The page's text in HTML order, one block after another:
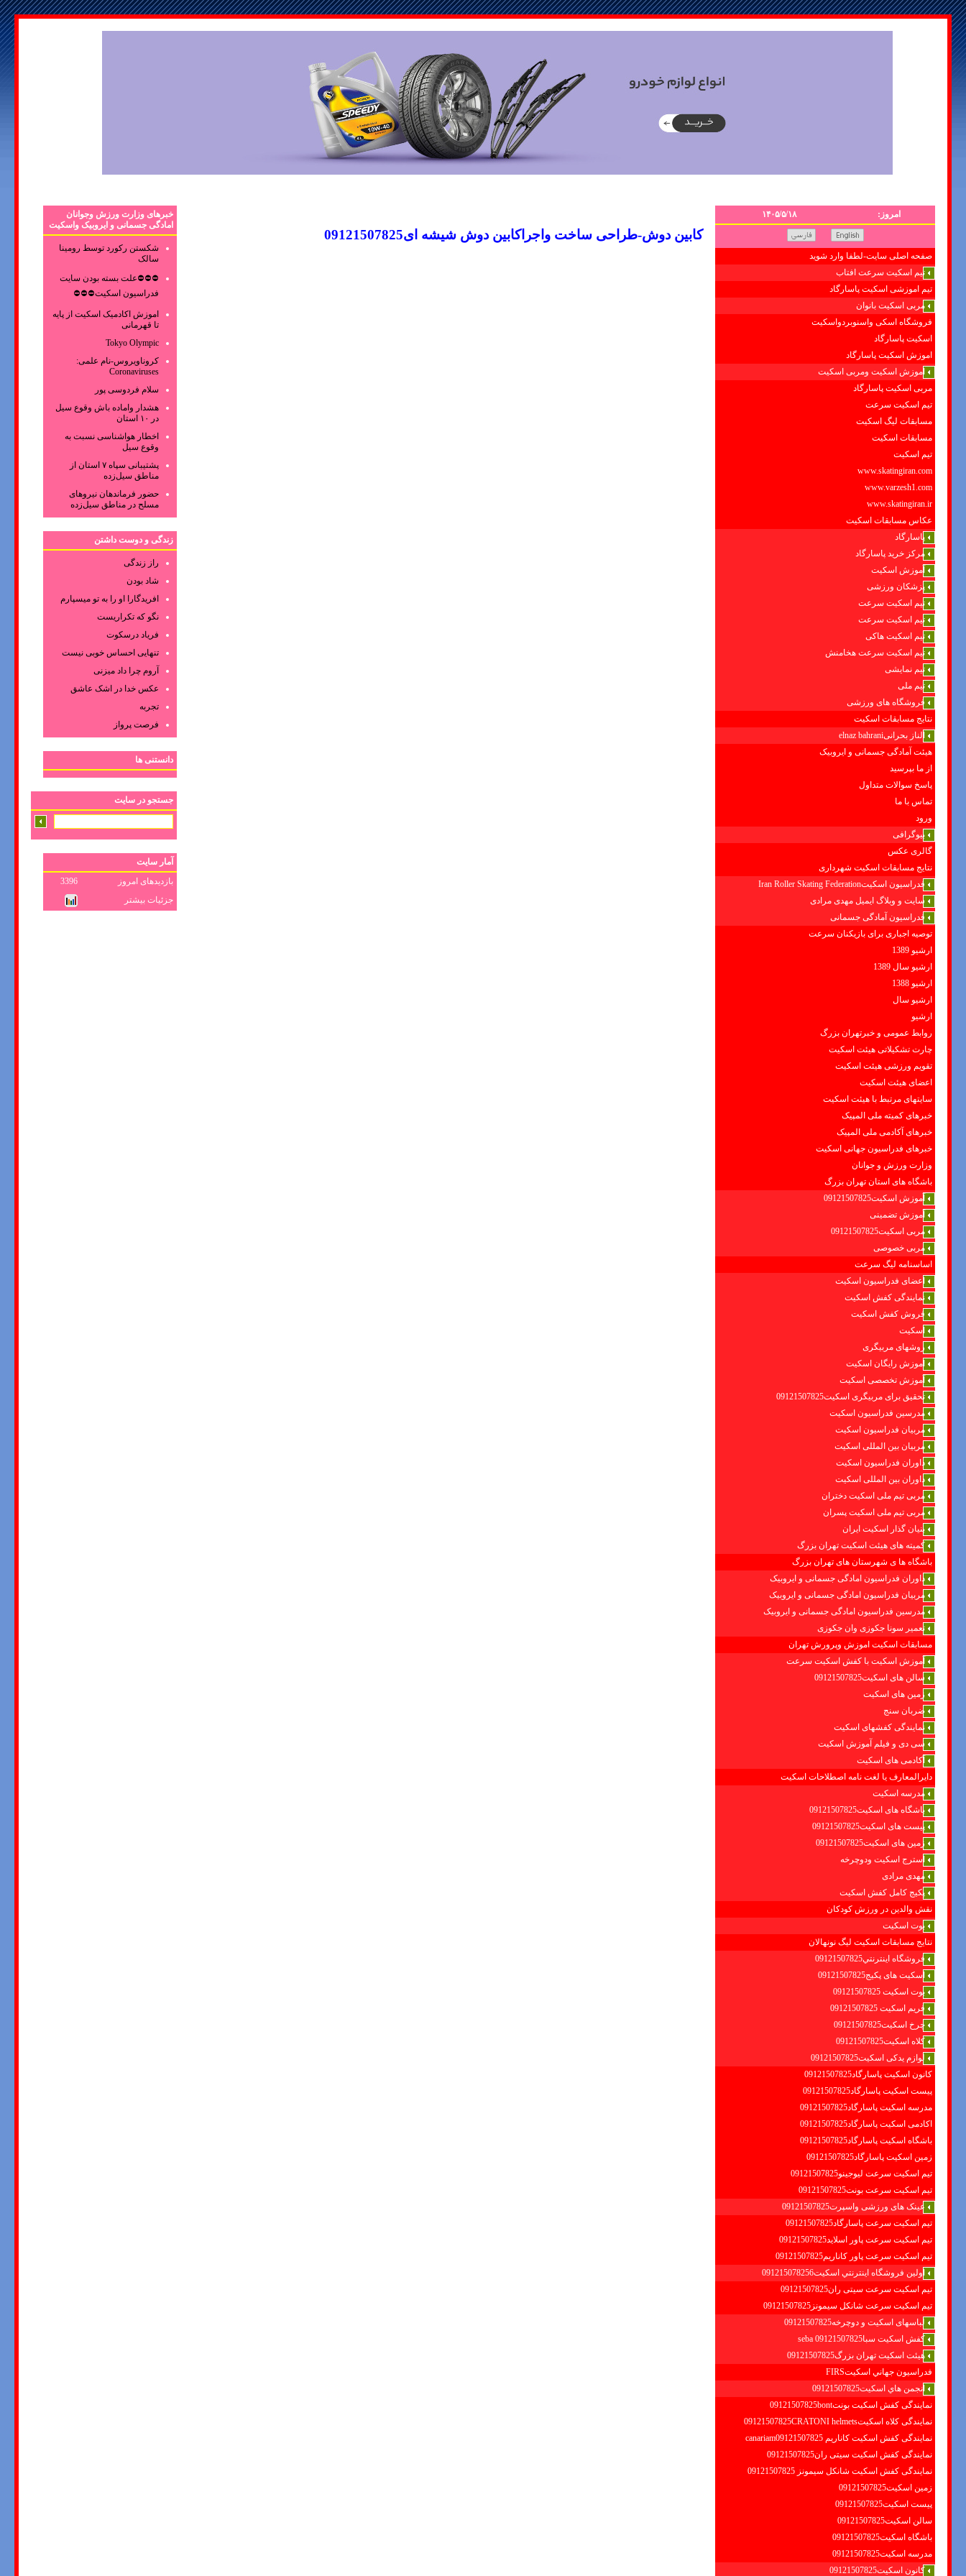
امروز: ۱۴۰۵/۵/۱۸
صفحه اصلی سایت-لطفا وارد شوید
تیم اسکیت سرعت افتاب
تیم اموزشی اسکیت پاسارگاد
مربی اسکیت بانوان
فروشگاه اسکی واسنوبردواسکیت
اسکیت پاسارگاد
اموزش اسکیت پاسارگاد
اموزش اسکیت ومربی اسکیت
مربی اسکیت پاسارگاد
تیم اسکیت سرعت
مسابقات لیگ اسکیت
مسابقات اسکیت
تیم اسکیت
www.skatingiran.com
www.varzesh1.com
www.skatingiran.ir
عکاس مسابقات اسکیت
پاسارگاد
مرکز خرید پاسارگاد
آموزش اسکیت
پزشکان ورزشی
تیم اسکیت سرعت
تیم اسکیت سرعت
تیم اسکیت هاکی
تیم اسکیت سرعت هخامنش
تیم نمایشی
تیم ملی
فروشگاه های ورزشی
نتایج مسابقات اسکیت
الناز بحرانیelnaz bahrani
هیئت آمادگی جسمانی و ایروبیک
از ما بپرسید
پاسخ سوالات متداول
تماس با ما
ورود
بیوگرافی
گالری عکس
نتایج مسابقات اسکیت شهرداری
فدراسیون اسکیتIran Roller Skating Federation
سایت و وبلاگ ایمیل مهدی مرادی
فدراسیون آمادگی جسمانی
توصیه اجباری برای بازیکنان سرعت
ارشیو 1389
ارشیو سال 1389
ارشیو 1388
ارشیو سال
ارشیو
روابط عمومی و خبرتهران بزرگ
چارت تشکیلاتی هیئت اسکیت
تقویم ورزشی هیئت اسکیت
اعضای هیئت اسکیت
سایتهای مرتبط با هیئت اسکیت
خبرهای کمیته ملی المپیک
خبرهای آکادمی ملی المپیک
خبرهای فدراسیون جهانی اسکیت
وزارت ورزش و جوانان
باشگاه های استان تهران بزرگ
آموزش اسکیت09121507825
آموزش تضمینی
مربی اسکیت09121507825
مربی خصوصی
اساسنامه لیگ سرعت
اعضای فدراسیون اسکیت
نمایندگی کفش اسکیت
فروش کفش اسکیت
اسکیت
روشهای مربیگری
اموزش رایگان اسکیت
آموزش تخصصی اسکیت
تحقیق برای مربیگری اسکیت09121507825
مدرسین فدراسیون اسکیت
مربیان فدراسیون اسکیت
مربیان بین المللی اسکیت
داوران فدراسیون اسکیت
داوران بین المللی اسکیت
مربی تیم ملی اسکیت دختران
مربی تیم ملی اسکیت پسران
بنیان گذار اسکیت ایران
کمیته های هیئت اسکیت تهران بزرگ
باشگاه ها ی شهرستان های تهران بزرگ
داوران فدراسیون امادگی جسمانی و ایروبیک
مربیان فدراسیون امادگی جسمانی و ایروبیک
مدرسین فدراسیون امادگی جسمانی و ایروبیک
تعمیر سونا جکوزی وان جکوزی
مسابقات اسکیت اموزش وپرورش تهران
آموزش اسکیت با کفش اسکیت سرعت
سالن های اسکیت09121507825
زمین های اسکیت
ضربان سنج
نمایندگی کفشهای اسکیت
سی دی و فیلم آموزش اسکیت
آکادمی های اسکیت
دایرالمعارف یا لغت نامه اصطلاحات اسکیت
مدرسه اسکیت
باشگاه های اسکیت09121507825
پیست های اسکیت09121507825
زمین های اسکیت09121507825
استرج اسکیت ودوچرخه
مهدی مرادی
پکیج کامل کفش اسکیت
نقش والدین در ورزش کودکان
بوت اسکیت
نتایج مسابقات اسکیت لیگ نونهالان
فروشگاه اينترنتي09121507825
اسکیت های پکیج09121507825
بوت اسکیت 09121507825
فریم اسکیت 09121507825
چرخ اسکیت09121507825
کلاه اسکیت09121507825
لوازم یدکی اسکیت09121507825
کانون اسکیت پاسارگاد09121507825
پیست اسکیت پاسارگاد09121507825
مدرسه اسکیت پاسارگاد09121507825
اکادمی اسکیت پاسارگاد09121507825
باشگاه اسکیت پاسارگاد09121507825
زمین اسکیت پاسارگاد09121507825
تیم اسکیت سرعت لیوجینو09121507825
تیم اسکیت سرعت بونت09121507825
عینک های ورزشی واسپرت09121507825
تیم اسکیت سرعت پاسارگاد09121507825
تیم اسکیت سرعت پاور اسلاید09121507825
تیم اسکیت سرعت پاور کاناریم09121507825
اولين فروشگاه اينترنتي اسكيت091215078256
تیم اسکیت سرعت سیتی ران09121507825
تیم اسکیت سرعت شانکل سیمونز09121507825
لباسهای اسکیت و دوچرخه09121507825
کفش اسکیت سبا09121507825 seba
هیئت اسکیت تهران بزرگ09121507825
فدراسيون جهاني اسكيتFIRS
انجمن هاي اسكيت09121507825
نمایندگی کفش اسکیت بونت09121507825bont
نمایندگی کلاه اسکیت09121507825CRATONI helmets
نمایندگی کفش اسکیت كاناريم canariam09121507825
نمایندگی کفش اسکیت سیتی ران09121507825
نمایندگی کفش اسکیت شانكل سيمونز 09121507825
زمین اسکیت09121507825
پیست اسکیت09121507825
سالن اسکیت09121507825
باشگاه اسکیت09121507825
مدرسه اسکیت09121507825
کانون اسکیت09121507825
کابین دوش-طراحی ساخت واجراکابین دوش شیشه ای09121507825
خبرهای وزارت ورزش وجوانان
امادگی جسمانی و ایروبیک واسکیت
شکستن رکورد توسط رومینا
سالک
⛔⛔⛔علت بسته بودن سایت
فدراسیون اسکیت⛔⛔⛔
اموزش اکادمیک اسکیت از پایه
تا قهرمانی
Tokyo Olympic
کروناویروس‌-نام علمی:
Coronaviruses
سلام فردوسی پور
هشدار واماده باش وقوع سیل
در ۱۰ استان
اخطار هواشناسی نسبت به
وقوع سیل
پشتیبانی سپاه ۷ استان از
مناطق سیل‌زده
حضور فرماندهان نیروهای
مسلح در مناطق سیل‌زده
زندگی و دوست داشتن
راز زندگی
شاد بودن
افریدگارا او را به تو میسپارم
نگو که تکراریست
فریاد درسکوت
تنهایی احساس خوبی نیست
آروم چرا داد میزنی
عکس‌ خدا در اشک‌ عاشق‌
تجربه
فرصت پرواز
دانستنی ها
جستجو در سایت
آمار سایت
بازدیدهای امروز
3396
جزئیات بیشتر